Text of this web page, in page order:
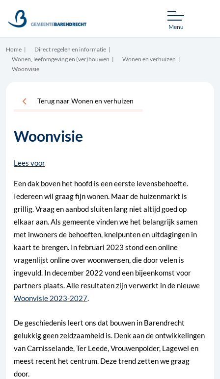
Menu
Home
Direct regelen en informatie
Wonen, leefomgeving en (ver)bouwen
Wonen en verhuizen
Woonvisie
Terug naar Wonen en verhuizen
Woonvisie
Lees voor
Een dak boven het hoofd is een eerste levensbehoefte.
Iedereen wil graag fijn wonen. Maar de huizenmarkt is
grillig. Vraag en aanbod sluiten lang niet altijd goed op
elkaar aan. Als gemeente vinden we het belangrijk samen
met inwoners de behoeften, knelpunten en uitdagingen in
kaart te brengen. In februari 2023 stond een online
vragenlijst online over woonwensen, die door velen is
ingevuld. In december 2022 vond een bijeenkomst voor
partners plaats. Alle resultaten zijn verwerkt in de nieuwe
Woonvisie 2023-2027.
De geschiedenis leert ons dat bouwen in Barendrecht
gelukkig geen zeldzaamheid is. Denk aan de ontwikkelingen
van Carnisselande, Ter Leede, Vrouwenpolder, Lagewei en
meest recent het centrum. Deze trend zetten we graag
door.